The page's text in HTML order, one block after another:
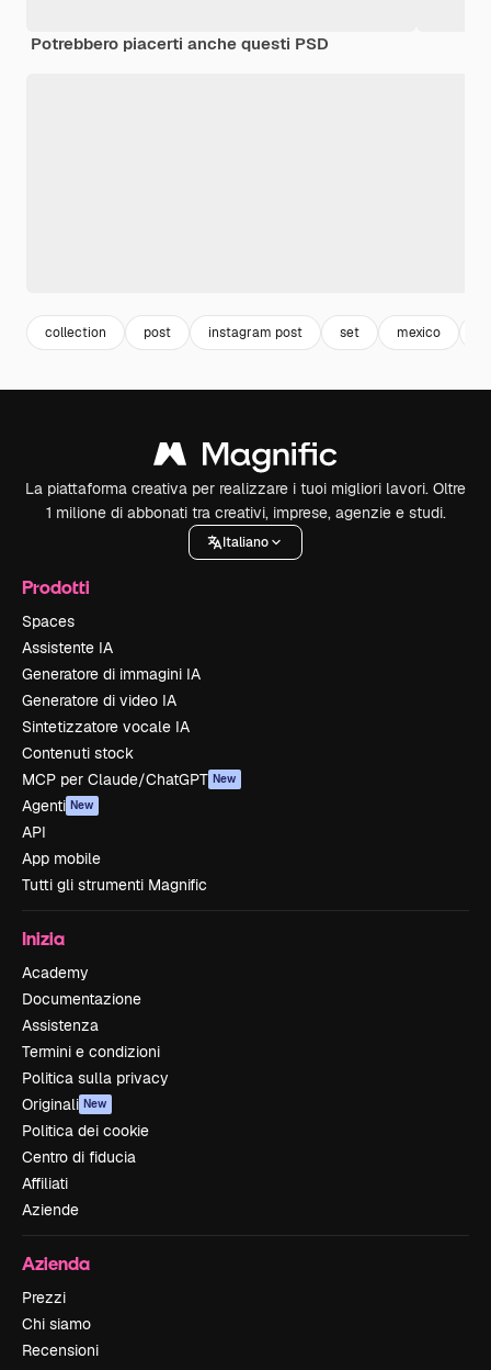
Potrebbero piacerti anche questi PSD
collection post instagram post set mexico
La piattaforma creativa per realizzare i tuoi migliori lavori. Oltre
1 milione di abbonati tra creativi, imprese, agenzie e studi.
Italiano
Prodotti
Spaces
Assistente IA
Generatore di immagini IA
Generatore di video IA
Sintetizzatore vocale IA
Contenuti stock
MCP per Claude/ChatGPT New
Agenti New
API
App mobile
Tutti gli strumenti Magnific
Inizia
Academy
Documentazione
Assistenza
Termini e condizioni
Politica sulla privacy
Originali New
Politica dei cookie
Centro di fiducia
Affiliati
Aziende
Azienda
Prezzi
Chi siamo
Recensioni